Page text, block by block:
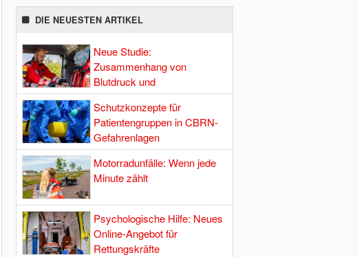
DIE NEUESTEN ARTIKEL
Neue Studie:
Zusammenhang von
Blutdruck und
Hirndurchblutung
Schutzkonzepte für
Patientengruppen in CBRN-
Gefahrenlagen
Motorradunfälle: Wenn jede
Minute zählt
Psychologische Hilfe: Neues
Online-Angebot für
Rettungskräfte